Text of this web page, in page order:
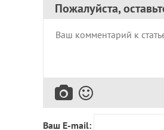
Пожалуйста,
Ваш E-mail: